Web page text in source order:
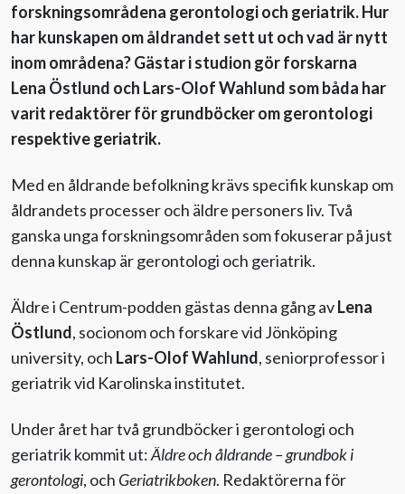
Kontakta oss
Evenemang
Aktuellt
Till Äldre i centrum
forskningsområdena gerontologi och geriatrik. Hur
har kunskapen om åldrandet sett ut och vad är nytt
inom områdena? Gästar i studion gör forskarna
Lena Östlund och Lars-Olof Wahlund som båda har
varit redaktörer för grundböcker om gerontologi
respektive geriatrik.
Med en åldrande befolkning krävs specifik kunskap om
åldrandets processer och äldre personers liv. Två
ganska unga forskningsområden som fokuserar på just
denna kunskap är gerontologi och geriatrik.
Äldre i Centrum-podden gästas denna gång avLena
Östlund, socionom och forskare vid Jönköping
university, och Lars-Olof Wahlund, seniorprofessor i
geriatrik vid Karolinska institutet.
Under året har två grundböcker i gerontologi och
geriatrik kommit ut:Äldre och åldrande – grundbok i
gerontologi, och Geriatrikboken. Redaktörerna för